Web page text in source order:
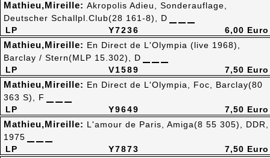
Y7236
LP
Mathieu,Mireille: Akropolis Adieu, Sonderauflage,
Deutscher Schallpl.Club(28 161-8), D
6,00 Euro
V1589
LP
Mathieu,Mireille: En Direct de L'Olympia (live 1968),
Barclay / Stern(MLP 15.302), D
7,50 Euro
Y9649
LP
Mathieu,Mireille: En Direct de L'Olympia, Foc, Barclay(80
363 S), F
7,50 Euro
Y7873
LP
Mathieu,Mireille: L'amour de Paris, Amiga(8 55 305), DDR,
1975
7,50 Euro